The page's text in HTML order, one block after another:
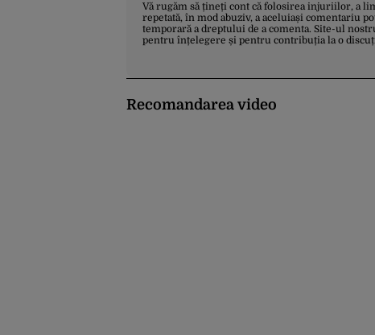
Vă rugăm să țineți cont că folosirea injuriilor, a
repetată, în mod abuziv, a aceluiași comentariu
temporară a dreptului de a comenta. Site-ul
pentru înțelegere și pentru contribuția la o
Recomandarea video